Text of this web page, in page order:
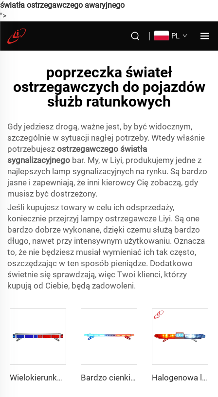
światła ostrzegawczego awaryjnego
">
PL
poprzeczka świateł
ostrzegawczych do pojazdów
służb ratunkowych
Gdy jedziesz drogą, ważne jest, by być widocznym,
szczególnie w sytuacji nagłej potrzeby. Wtedy właśnie
potrzebujesz ostrzegawczego światła
sygnalizacyjnego bar. My, w Liyi, produkujemy jedne z
najlepszych lamp sygnalizacyjnych na rynku. Są bardzo
jasne i zapewniają, że inni kierowcy Cię zobaczą, gdy
musisz być dostrzeżony.
Jeśli kupujesz towary w celu ich odsprzedaży,
koniecznie przejrzyj lampy ostrzegawcze Liyi. Są one
bardzo dobrze wykonane, dzięki czemu służą bardzo
długo, nawet przy intensywnym użytkowaniu. Oznacza
to, że nie będziesz musiał wymieniać ich tak często,
oszczędzając w ten sposób pieniądze. Dodatkowo
świetnie się sprawdzają, więc Twoi klienci, którzy
kupują od Ciebie, będą zadowoleni.
Wielokierunkowe światło ostrzegawcze policyjne Bardzo cienkie i niskie światło ostrzegawcze policyjne Halogenowa lampka awaryjna policyjna 130 W